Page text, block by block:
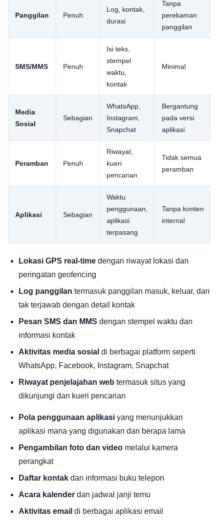
Panggilan Penuh
Log, kontak,
durasi
Tanpa
perekaman
panggilan
SMS/MMS Penuh
Isi teks,
stempel
waktu,
kontak
Minimal
Media
Sosial
Sebagian
WhatsApp,
Instagram,
Snapchat
Bergantung
pada versi
aplikasi
Peramban Penuh
Riwayat,
kueri
pencarian
Tidak semua
peramban
Aplikasi Sebagian
Waktu
penggunaan,
aplikasi
terpasang
Tanpa konten
internal
Lokasi GPS real-time dengan riwayat lokasi dan
peringatan geofencing
Log panggilan termasuk panggilan masuk, keluar, dan
tak terjawab dengan detail kontak
Pesan SMS dan MMS dengan stempel waktu dan
informasi kontak
Aktivitas media sosial di berbagai platform seperti
WhatsApp, Facebook, Instagram, Snapchat
Riwayat penjelajahan web termasuk situs yang
dikunjungi dan kueri pencarian
Pola penggunaan aplikasi yang menunjukkan
aplikasi mana yang digunakan dan berapa lama
Pengambilan foto dan video melalui kamera
perangkat
Daftar kontak dan informasi buku telepon
Acara kalender dan jadwal janji temu
Aktivitas email di berbagai aplikasi email